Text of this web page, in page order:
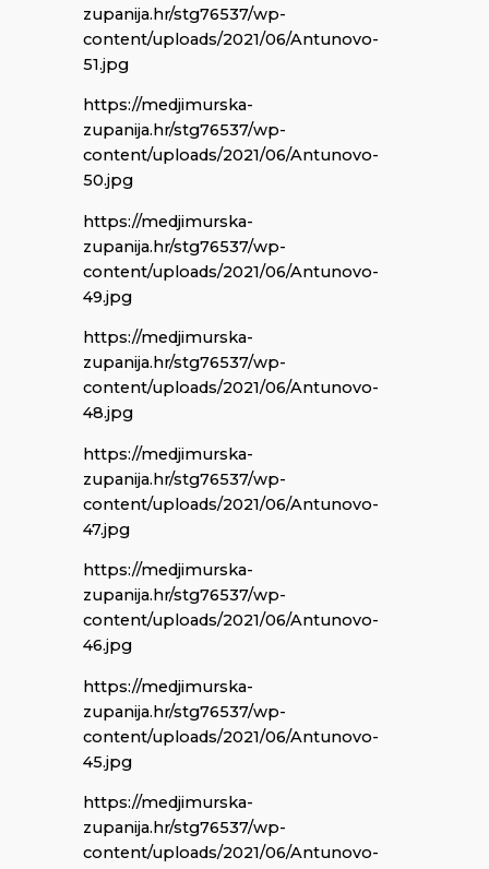
zupanija.hr/stg76537/wp-
content/uploads/2021/06/Antunovo-
51.jpg
https://medjimurska-
zupanija.hr/stg76537/wp-
content/uploads/2021/06/Antunovo-
50.jpg
https://medjimurska-
zupanija.hr/stg76537/wp-
content/uploads/2021/06/Antunovo-
49.jpg
https://medjimurska-
zupanija.hr/stg76537/wp-
content/uploads/2021/06/Antunovo-
48.jpg
https://medjimurska-
zupanija.hr/stg76537/wp-
content/uploads/2021/06/Antunovo-
47.jpg
https://medjimurska-
zupanija.hr/stg76537/wp-
content/uploads/2021/06/Antunovo-
46.jpg
https://medjimurska-
zupanija.hr/stg76537/wp-
content/uploads/2021/06/Antunovo-
45.jpg
https://medjimurska-
zupanija.hr/stg76537/wp-
content/uploads/2021/06/Antunovo-